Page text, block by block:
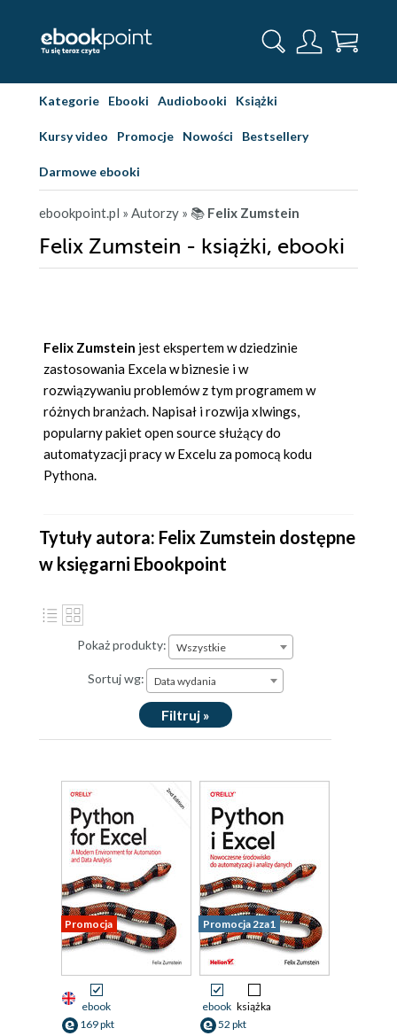
Kategorie Ebooki Audiobooki Książki
Kursy video Promocje Nowości Bestsellery
Darmowe ebooki
ebookpoint.pl » Autorzy » 📚 Felix Zumstein
Felix Zumstein - książki, ebooki
Felix Zumstein jest ekspertem w dziedzinie
zastosowania Excela w biznesie i w
rozwiązywaniu problemów z tym programem w
różnych branżach. Napisał i rozwija xlwings,
popularny pakiet open source służący do
automatyzacji pracy w Excelu za pomocą kodu
Pythona.
Tytuły autora: Felix Zumstein dostępne
w księgarni Ebookpoint
Pokaż produkty: Wszystkie
Sortuj wg: Data wydania
Filtruj »
Promocja
ebook
169 pkt
Promocja 2za1
ebook książka
52 pkt